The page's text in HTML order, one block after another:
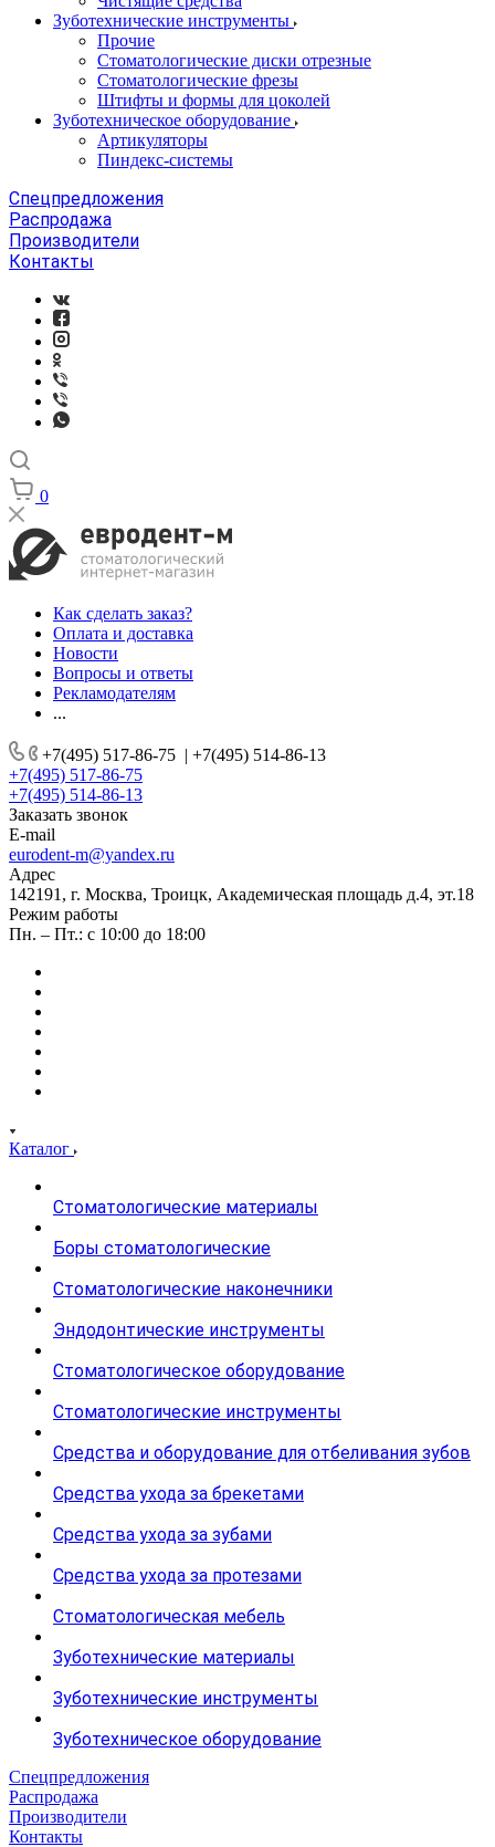
Зуботехнические инструменты
Прочие
Стоматологические диски отрезные
Стоматологические фрезы
Штифты и формы для цоколей
Зуботехническое оборудование
Артикуляторы
Пиндекс-системы
Спецпредложения
Распродажа
Производители
Контакты
0
Как сделать заказ?
Оплата и доставка
Новости
Вопросы и ответы
Рекламодателям
...
+7(495) 517-86-75 | +7(495) 514-86-13
+7(495) 517-86-75
+7(495) 514-86-13
Заказать звонок
E-mail
eurodent-m@yandex.ru
Адрес
142191, г. Москва, Троицк, Академическая площадь д.4, эт.18
Режим работы
Пн. – Пт.: с 10:00 до 18:00
Каталог
Стоматологические материалы
Боры стоматологические
Стоматологические наконечники
Эндодонтические инструменты
Стоматологическое оборудование
Стоматологические инструменты
Средства и оборудование для отбеливания зубов
Средства ухода за брекетами
Средства ухода за зубами
Средства ухода за протезами
Стоматологическая мебель
Зуботехнические материалы
Зуботехнические инструменты
Зуботехническое оборудование
Спецпредложения
Распродажа
Производители
Контакты